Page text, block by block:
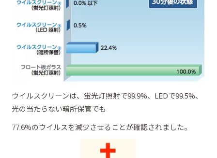
ウイルスクリーンは、蛍光灯照射で99.9%、LEDで99.5%、
光の当たらない暗所保管でも
77.6%のウイルスを減少させることが確認されました。